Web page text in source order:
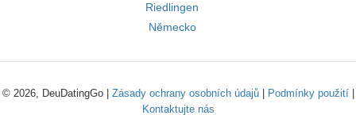
Riedlingen
Německo
© 2026, DeuDatingGo | Zásady ochrany osobních údajů| Podmínky použití|
Kontaktujte nás